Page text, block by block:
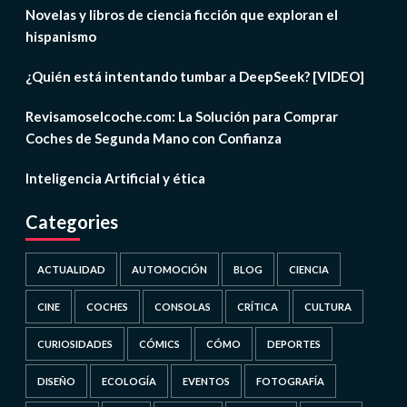
Novelas y libros de ciencia ficción que exploran el
hispanismo
¿Quién está intentando tumbar a DeepSeek? [VIDEO]
Revisamoselcoche.com: La Solución para Comprar
Coches de Segunda Mano con Confianza
Inteligencia Artificial y ética
Categories
ACTUALIDAD AUTOMOCIÓN BLOG CIENCIA
CINE COCHES CONSOLAS CRÍTICA CULTURA
CURIOSIDADES CÓMICS CÓMO DEPORTES
DISEÑO ECOLOGÍA EVENTOS FOTOGRAFÍA